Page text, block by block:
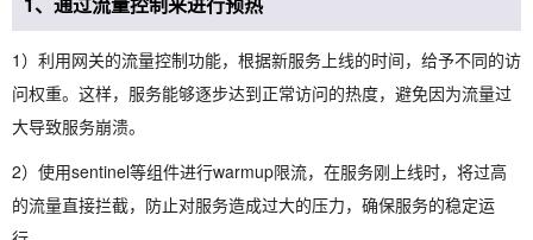
1）利用网关的流量控制功能，根据新服务上线的时间，给予不同的访
问权重。这样，服务能够逐步达到正常访问的热度，避免因为流量过
大导致服务崩溃。
2）使用sentinel等组件进行warmup限流，在服务刚上线时，将过高
的流量直接拦截，防止对服务造成过大的压力，确保服务的稳定运